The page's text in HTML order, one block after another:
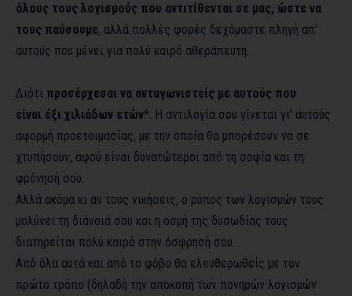
όλους τους λογισμούς που αντιτίθενται σε μας, ώστε να
τους παύσουμε, αλλά πολλές φορές δεχόμαστε πληγή απ’
αυτούς που μένει για πολύ καιρό αθεράπευτη.
Διότι προσέρχεσαι να ανταγωνιστείς με αυτούς που
είναι έξι χιλιάδων ετών*. Η αντιλογία σου γίνεται γι’ αυτούς
αφορμή προετοιμασίας, με την οποία θα μπορέσουν να σε
χτυπήσουν, αφού είναι δυνατώτεροι από τη σοφία και τη
φρόνησή σου.
Αλλά ακόμα κι αν τους νικήσεις, ο ρύπος των λογισμών τους
μολύνει τη διάνοιά σου και η οσμή της δυσωδίας τους
διατηρείται πολύ καιρό στην όσφρησή σου.
Από όλα αυτά και από το φόβο θα ελευθερωθείς με τον
πρώτο τρόπο (δηλαδή την αποκοπή των πονηρών λογισμών